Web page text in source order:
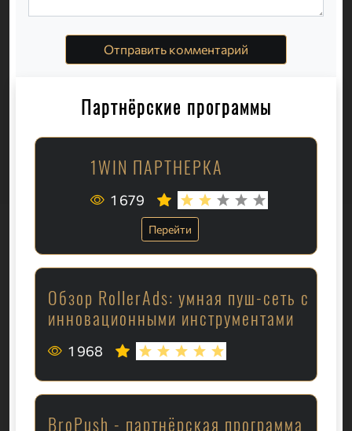
Отправить комментарий
Партнёрские программы
1WIN ПАРТНЕРКА
1 679
Перейти
Обзор RollerAds: умная пуш-сеть с
инновационными инструментами
1 968
BroPush - партнёрская программа